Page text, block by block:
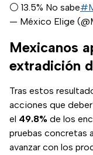
⚪ 13.5% No sabe
— México Elige
Mexicanos
extradición
Tras estos
acciones que
el 49.8% de los
pruebas concretas
avanzar con los